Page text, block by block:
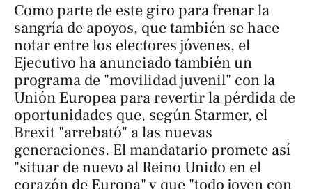
Como parte de este giro para frenar la
sangría de apoyos, que también se hace
notar entre los electores jóvenes, el
Ejecutivo ha anunciado también un
programa de "movilidad juvenil" con la
Unión Europea para revertir la pérdida de
oportunidades que, según Starmer, el
Brexit "arrebató" a las nuevas
generaciones. El mandatario promete así
"situar de nuevo al Reino Unido en el
corazón de Europa" y que "todo joven con